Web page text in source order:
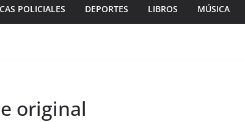
POLICIALES DEPORTES LIBROS MÚSICA
original